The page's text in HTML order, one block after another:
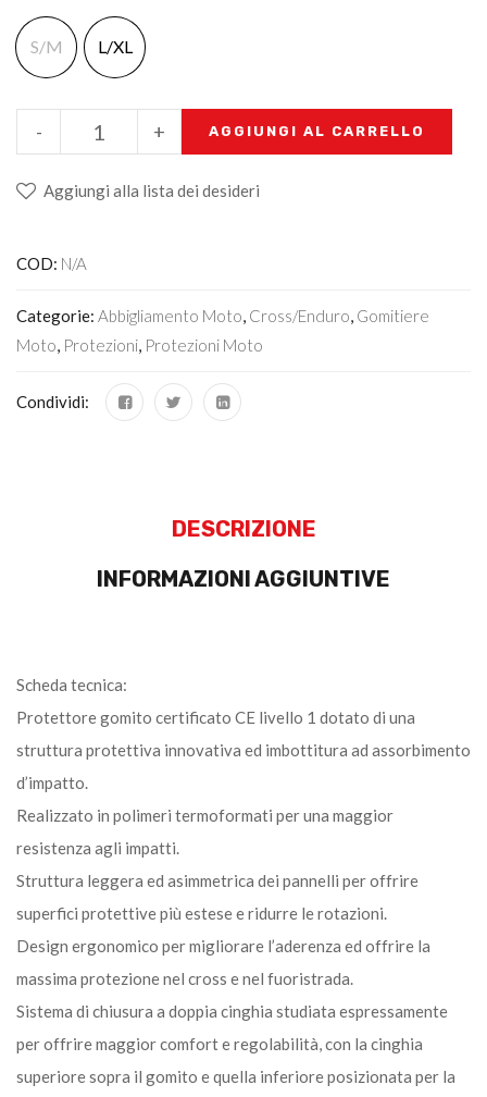
S/M L/XL
+
- AGGIUNGI AL CARRELLO
Aggiungi alla lista dei desideri
COD: N/A
Categorie: Abbigliamento Moto, Cross/Enduro, Gomitiere
Moto, Protezioni, Protezioni Moto
Condividi:
DESCRIZIONE
INFORMAZIONI AGGIUNTIVE
Scheda tecnica:
Protettore gomito certificato CE livello 1 dotato di una
struttura protettiva innovativa ed imbottitura ad assorbimento
d’impatto.
Realizzato in polimeri termoformati per una maggior
resistenza agli impatti.
Struttura leggera ed asimmetrica dei pannelli per offrire
superfici protettive più estese e ridurre le rotazioni.
Design ergonomico per migliorare l’aderenza ed offrire la
massima protezione nel cross e nel fuoristrada.
Sistema di chiusura a doppia cinghia studiata espressamente
per offrire maggior comfort e regolabilità, con la cinghia
superiore sopra il gomito e quella inferiore posizionata per la